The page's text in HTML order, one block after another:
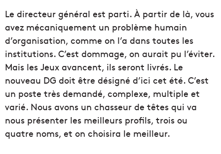
Le directeur général est parti. À partir de là, vous
avez mécaniquement un problème humain
d’organisation, comme on l’a dans toutes les
institutions. C’est dommage, on aurait pu l’éviter.
Mais les Jeux avancent, ils seront livrés. Le
nouveau DG doit être désigné d’ici cet été. C’est
un poste très demandé, complexe, multiple et
varié. Nous avons un chasseur de têtes qui va
nous présenter les meilleurs profils, trois ou
quatre noms, et on choisira le meilleur.